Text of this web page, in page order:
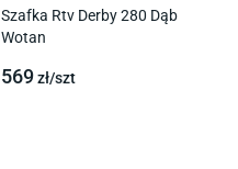
Szafka Rtv Derby 280 Dąb
Wotan
569zł/szt